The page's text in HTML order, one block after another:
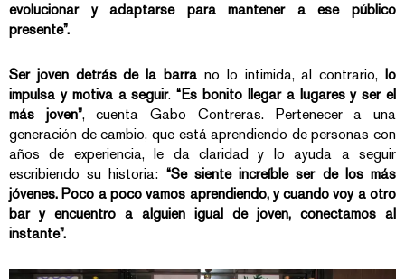
evolucionar y adaptarse para mantener a ese público
presente”.
Ser joven detrás de la barra no lo intimida, al contrario,lo
impulsa y motiva a seguir.“Es bonito llegar a lugares y ser el
más joven”,
cuenta Gabo Contreras. Pertenecer a una
generación de cambio, que está aprendiendo de personas con
años de experiencia, le da claridad y lo ayuda a seguir
escribiendo su historia: “Se siente increíble ser de los más
jóvenes. Poco a poco vamos aprendiendo, y cuando voy a otro
bar y encuentro a alguien igual de joven, conectamos al
instante”.